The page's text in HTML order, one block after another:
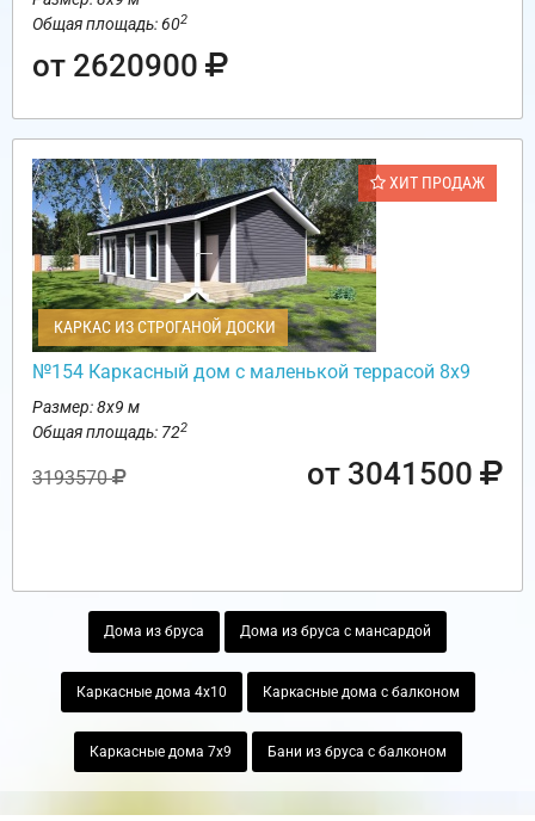
Общая площадь: 602
от 2620900
ХИТ ПРОДАЖ
КАРКАС ИЗ СТРОГАНОЙ ДОСКИ
№154 Каркасный дом с маленькой террасой 8х9
Размер: 8х9 м
Общая площадь: 722
3193570 от 3041500
Дома из бруса Дома из бруса с мансардой
Каркасные дома 4х10 Каркасные дома с балконом
Каркасные дома 7х9 Бани из бруса с балконом